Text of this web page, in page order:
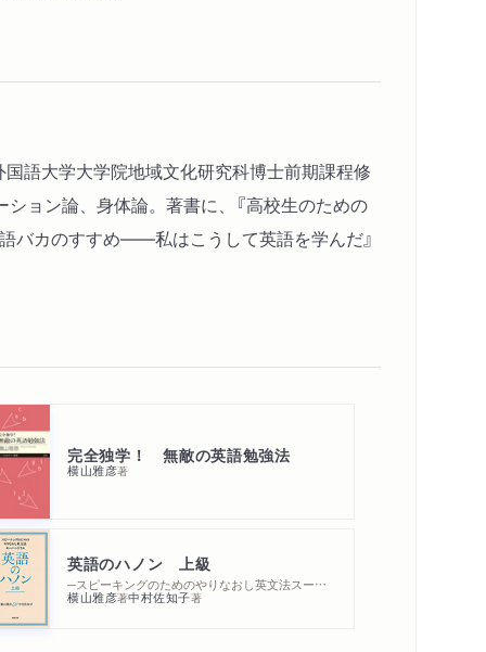
語大学大学院地域文化研究科博士前期課程修
ョン論、身体論。著書に、『高校生のための
語バカのすすめ――私はこうして英語を学んだ』
完全独学！ 無敵の英語勉強法
横山雅彦著
英語のハノン 上級
─スピーキングのためのやりなおし英文法スーパードリル
横山雅彦著中村佐知子著